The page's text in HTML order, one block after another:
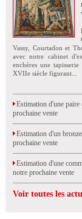
Vassy, Courtadon et
avec notre cabinet
enchères une
XVIIe siècle figurant...
Estimation d'une paire
prochaine vente
Estimation d'un
prochaine vente
Estimation d'une
notre prochaine vente
Voir toutes les